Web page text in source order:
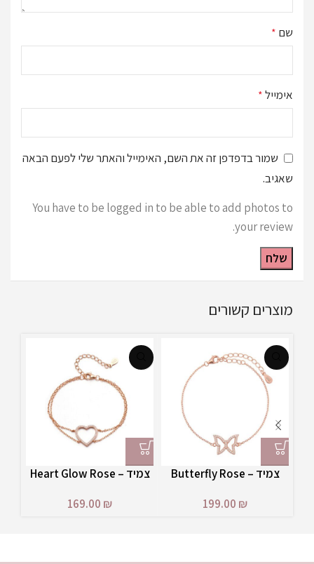
שם *
אימייל*
שמור בדפדפן זה את השם, האימייל והאתר שלי לפעם הבאה
שאגיב.
You have to be logged in to be able to add photos to
your review.
מוצרים קשורים
צמיד – Butterfly Rose
199.00 ₪
צמיד – Heart Glow Rose
169.00 ₪